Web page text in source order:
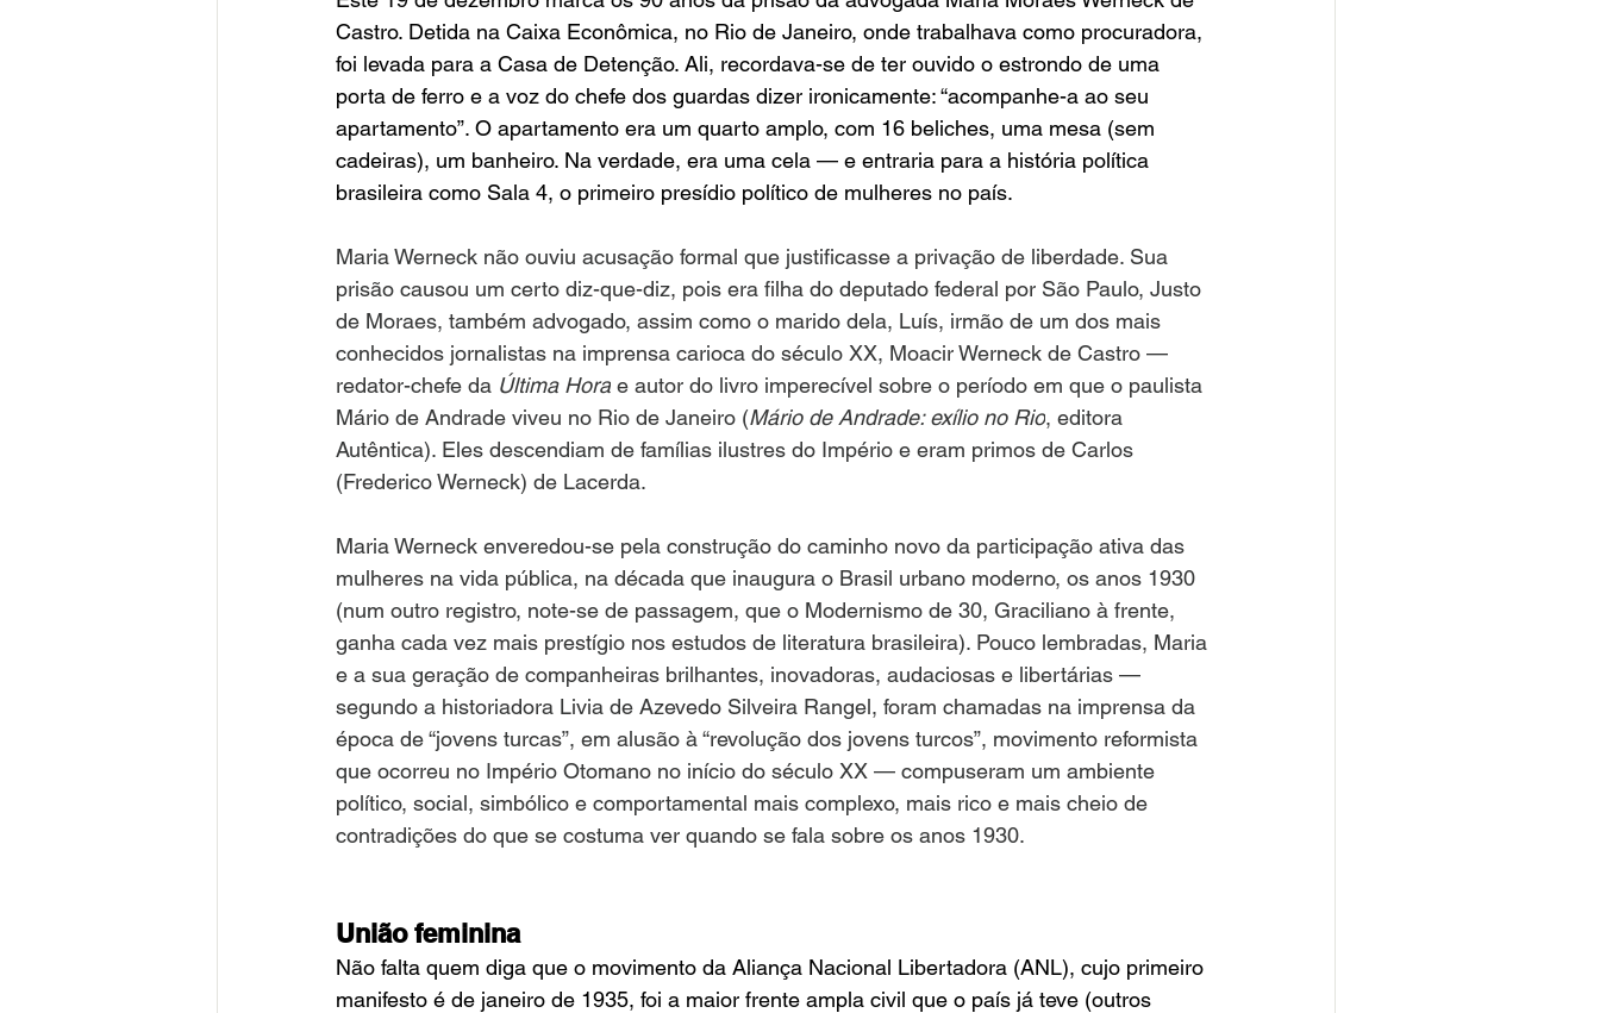
Castro. Detida na Caixa Econômica, no Rio de Janeiro, onde trabalhava como procuradora,
foi levada para a Casa de Detenção. Ali, recordava-se de ter ouvido o estrondo de uma
porta de ferro e a voz do chefe dos guardas dizer ironicamente: “acompanhe-a ao seu
apartamento”. O apartamento era um quarto amplo, com 16 beliches, uma mesa (sem
cadeiras), um banheiro. Na verdade, era uma cela — e entraria para a história política
brasileira como Sala 4, o primeiro presídio político de mulheres no país.
Maria Werneck não ouviu acusação formal que justificasse a privação de liberdade. Sua
prisão causou um certo diz-que-diz, pois era filha do deputado federal por São Paulo, Justo
de Moraes, também advogado, assim como o marido dela, Luís, irmão de um dos mais
conhecidos jornalistas na imprensa carioca do século XX, Moacir Werneck de Castro —
redator-chefe da Última Hora e autor do livro imperecível sobre o período em que o paulista
Mário de Andrade viveu no Rio de Janeiro (Mário de Andrade: exílio no Rio, editora
Autêntica). Eles descendiam de famílias ilustres do Império e eram primos de Carlos
(Frederico Werneck) de Lacerda.
Maria Werneck enveredou-se pela construção do caminho novo da participação ativa das
mulheres na vida pública, na década que inaugura o Brasil urbano moderno, os anos 1930
(num outro registro, note-se de passagem, que o Modernismo de 30, Graciliano à frente,
ganha cada vez mais prestígio nos estudos de literatura brasileira). Pouco lembradas, Maria
e a sua geração de companheiras brilhantes, inovadoras, audaciosas e libertárias —
segundo a historiadora Livia de Azevedo Silveira Rangel, foram chamadas na imprensa da
época de “jovens turcas”, em alusão à “revolução dos jovens turcos”, movimento reformista
que ocorreu no Império Otomano no início do século XX — compuseram um ambiente
político, social, simbólico e comportamental mais complexo, mais rico e mais cheio de
contradições do que se costuma ver quando se fala sobre os anos 1930.
União feminina
Não falta quem diga que o movimento da Aliança Nacional Libertadora (ANL), cujo primeiro
manifesto é de janeiro de 1935, foi a maior frente ampla civil que o país já teve (outros